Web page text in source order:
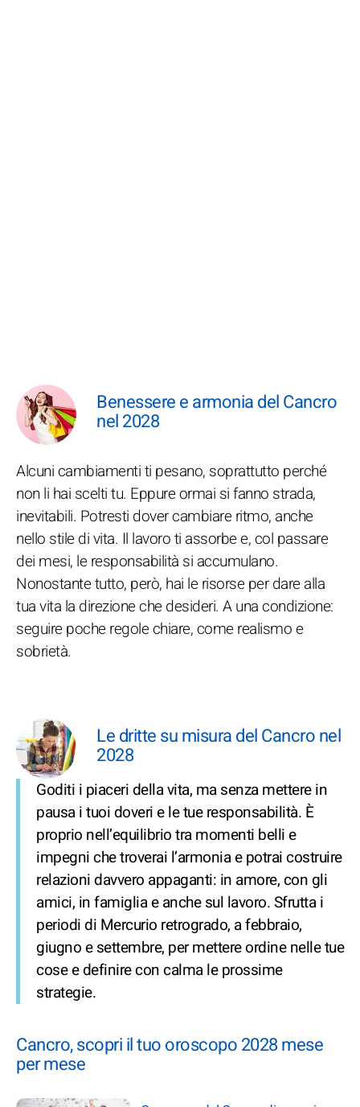
Benessere e armonia del Cancro
nel 2028
Alcuni cambiamenti ti pesano, soprattutto perché
non li hai scelti tu. Eppure ormai si fanno strada,
inevitabili. Potresti dover cambiare ritmo, anche
nello stile di vita. Il lavoro ti assorbe e, col passare
dei mesi, le responsabilità si accumulano.
Nonostante tutto, però, hai le risorse per dare alla
tua vita la direzione che desideri. A una condizione:
seguire poche regole chiare, come realismo e
sobrietà.
Le dritte su misura del Cancro nel
2028
Goditi i piaceri della vita, ma senza mettere in
pausa i tuoi doveri e le tue responsabilità. È
proprio nell’equilibrio tra momenti belli e
impegni che troverai l’armonia e potrai costruire
relazioni davvero appaganti: in amore, con gli
amici, in famiglia e anche sul lavoro. Sfrutta i
periodi di Mercurio retrogrado, a febbraio,
giugno e settembre, per mettere ordine nelle tue
cose e definire con calma le prossime
strategie.
Cancro, scopri il tuo oroscopo 2028 mese
per mese